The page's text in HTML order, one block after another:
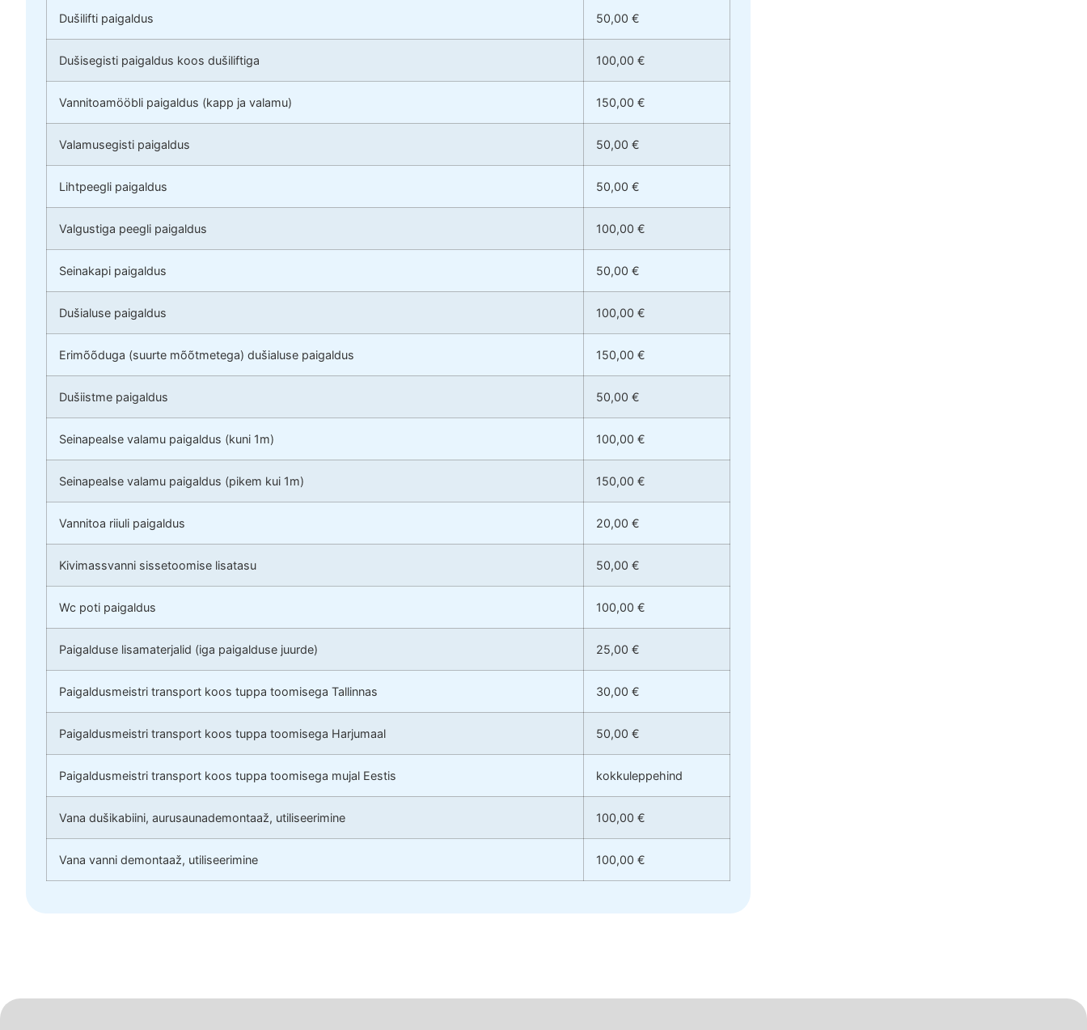
Dušilifti paigaldus 50,00 €
Dušisegisti paigaldus koos dušiliftiga 100,00 €
Vannitoamööbli paigaldus (kapp ja valamu) 150,00 €
Valamusegisti paigaldus 50,00 €
Lihtpeegli paigaldus 50,00 €
Valgustiga peegli paigaldus 100,00 €
Seinakapi paigaldus 50,00 €
Dušialuse paigaldus 100,00 €
Erimõõduga (suurte mõõtmetega) dušialuse paigaldus 150,00 €
Dušiistme paigaldus 50,00 €
Seinapealse valamu paigaldus (kuni 1m) 100,00 €
Seinapealse valamu paigaldus (pikem kui 1m) 150,00 €
Vannitoa riiuli paigaldus 20,00 €
Kivimassvanni sissetoomise lisatasu 50,00 €
Wc poti paigaldus 100,00 €
Paigalduse lisamaterjalid (iga paigalduse juurde) 25,00 €
Paigaldusmeistri transport koos tuppa toomisega Tallinnas 30,00 €
Paigaldusmeistri transport koos tuppa toomisega Harjumaal 50,00 €
Paigaldusmeistri transport koos tuppa toomisega mujal Eestis kokkuleppehind
Vana dušikabiini, aurusaunademontaaž, utiliseerimine 100,00 €
Vana vanni demontaaž, utiliseerimine 100,00 €